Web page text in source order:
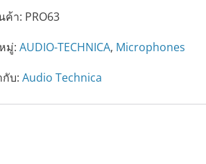
ค้า: PRO63
มู่: AUDIO-TECHNICA, Microphones
บ: Audio Technica